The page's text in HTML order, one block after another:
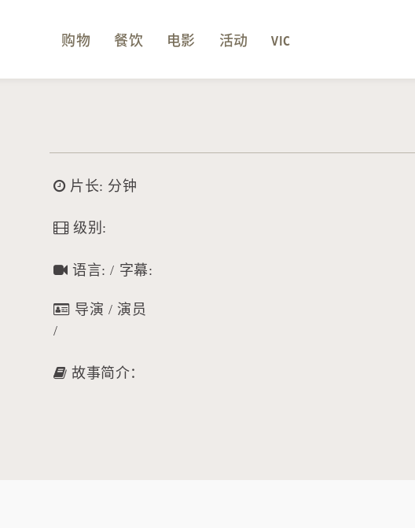
购物 餐饮 电影 活动 VIC
片长: 分钟
级别:
语言: / 字幕:
导演 / 演员
/
故事简介：